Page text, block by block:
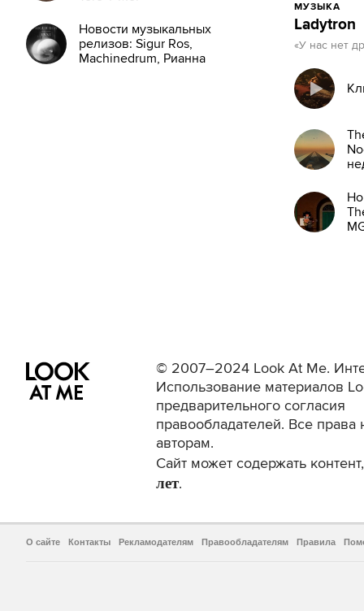
Новости музыкальных
релизов: Sigur Ros,
Machinedrum, Рианна
МУЗЫКА
Ladytron
«У нас нет
© 2007–2024 Look At Me.
Использование материалов
предварительного согласия
правообладателей. Все права
авторам.
Сайт может содержать
лет.
О сайте Контакты Рекламодателям Правообладателям Правила